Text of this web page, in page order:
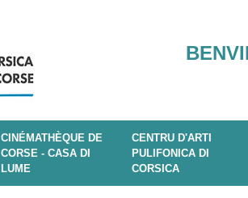
CINÉMATHÈQUE DE
CORSE - CASA DI
LUME
CENTRU D'ARTI
PULIFONICA DI
CORSICA